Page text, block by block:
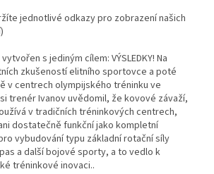
jednotlivé odkazy pro zobrazení našich
vytvořen s jediným cílem: VÝSLEDKY! Na
zkušeností elitního sportovce a poté
v centrech olympijského tréninku ve
trenér Ivanov uvědomil, že kovové závaží,
v tradičních tréninkových centrech,
dostatečně funkční jako kompletní
vybudování typu základní rotační síly
a další bojové sporty, a to vedlo k
tréninkové inovaci..